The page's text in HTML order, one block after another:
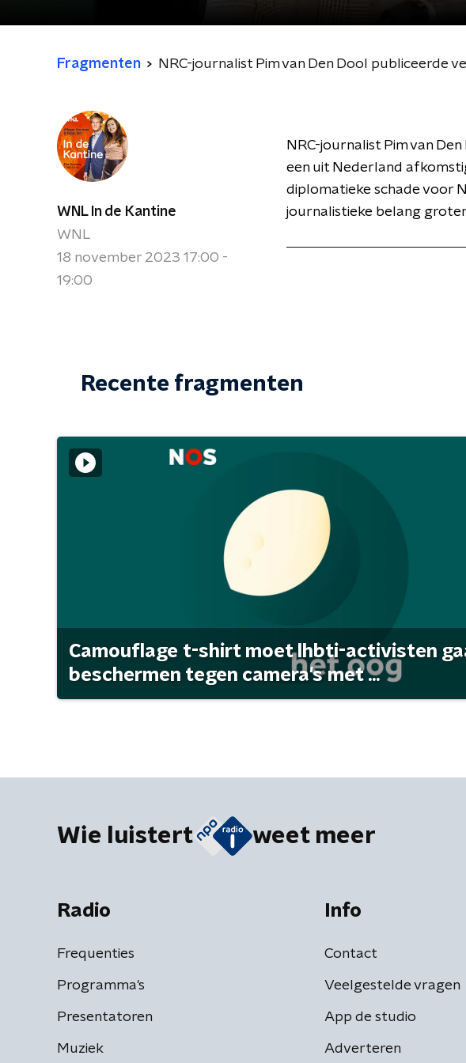
Fragmenten NRC-journalist Pim van Den Dool publiceerde
WNL In de Kantine
WNL
18 november 2023 17:00 -
19:00
NRC-journalist Pim van
een uit Nederland
diplomatieke schade voor
journalistieke belang
Recente fragmenten
Camouflage t-shirt moet lhbti-activisten
beschermen tegen camera's met ...
Wie luistert weet meer
Radio
Frequenties
Programma's
Presentatoren
Muziek
Info
Contact
Veelgestelde vragen
App de studio
Adverteren